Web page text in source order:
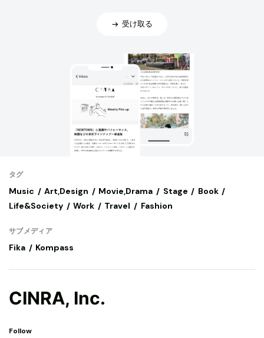
受け取る
タグ
Music Art,Design Movie,Drama Stage
Book
Life&Society
Work Travel Fashion
サブメディア
Fika Kompass
CINRA, Inc.
Follow